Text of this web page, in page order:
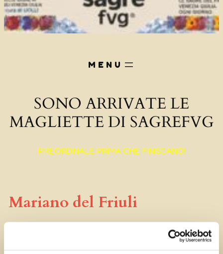
SONO ARRIVATE LE
MAGLIETTE DI SAGREFVG
PREORDINALE PRIMA CHE FINISCANO!
Mariano del Friuli